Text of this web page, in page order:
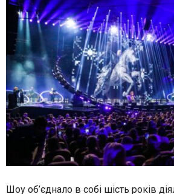
Шоу об’єднало в собі шість років